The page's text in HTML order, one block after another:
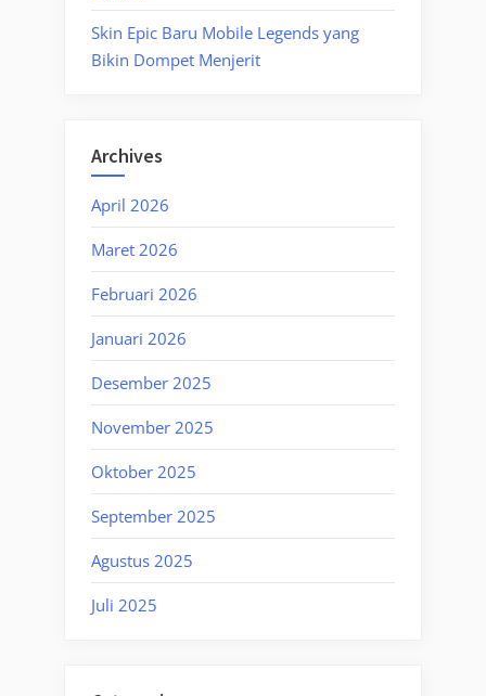
Skin Epic Baru Mobile Legends yang
Bikin Dompet Menjerit
Archives
April 2026
Maret 2026
Februari 2026
Januari 2026
Desember 2025
November 2025
Oktober 2025
September 2025
Agustus 2025
Juli 2025